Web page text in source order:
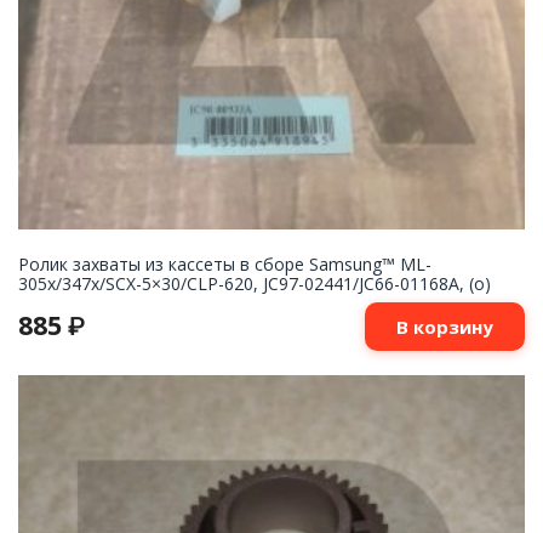
Ролик захваты из кассеты в сборе Samsung™ ML-
305x/347x/SCX-5×30/CLP-620, JC97-02441/JC66-01168A, (o)
885 ₽ В корзину